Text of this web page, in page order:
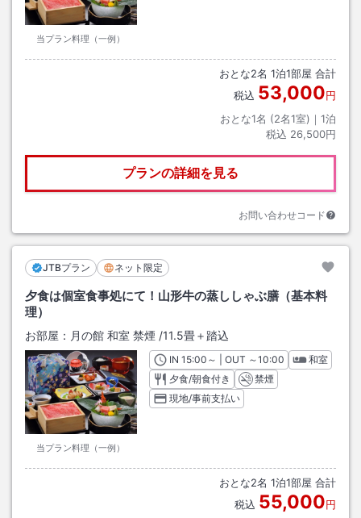
当プラン料理（一例）
おとな2名 1泊1部屋 合計
税込 53,000円
おとな1名 (2名1室)｜ 1泊
税込 26,500円
プランの詳細を見る
お問い合わせコード
JTBプラン ネット限定
夕食は個室食事処にて！山形牛の蒸ししゃぶ膳（基本料
理）
お部屋： 月の館 和室 禁煙 /11.5畳＋踏込
当プラン料理（一例）
INチェックイン
15:00 ～ | OUT チェックアウト
～10:00
和室
夕食/朝食付き
禁煙
現地/事前支払い
おとな2名 1泊1部屋 合計
税込 55,000円